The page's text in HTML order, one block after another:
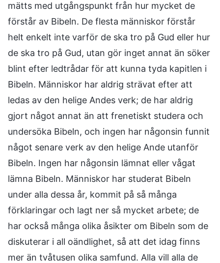
mätts med utgångspunkt från hur mycket de
förstår av Bibeln. De flesta människor förstår
helt enkelt inte varför de ska tro på Gud eller hur
de ska tro på Gud, utan gör inget annat än söker
blint efter ledtrådar för att kunna tyda kapitlen i
Bibeln. Människor har aldrig strävat efter att
ledas av den helige Andes verk; de har aldrig
gjort något annat än att frenetiskt studera och
undersöka Bibeln, och ingen har någonsin funnit
något senare verk av den helige Ande utanför
Bibeln. Ingen har någonsin lämnat eller vågat
lämna Bibeln. Människor har studerat Bibeln
under alla dessa år, kommit på så många
förklaringar och lagt ner så mycket arbete; de
har också många olika åsikter om Bibeln som de
diskuterar i all oändlighet, så att det idag finns
mer än tvåtusen olika samfund. Alla vill alla de